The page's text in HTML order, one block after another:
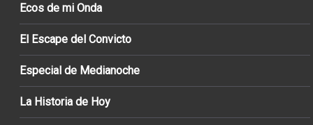
Ecos de mi Onda
El Escape del Convicto
Especial de Medianoche
La Historia de Hoy